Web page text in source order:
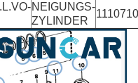
NEIGUNGS-
ZYLINDER